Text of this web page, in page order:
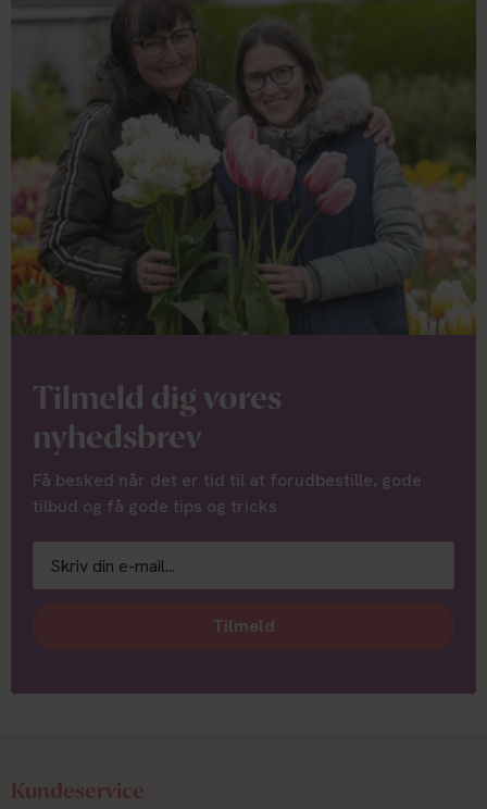
Tilmeld dig vores
nyhedsbrev
Få besked når det er tid til at forudbestille, gode
tilbud og få gode tips og tricks
Tilmeld
Kundeservice